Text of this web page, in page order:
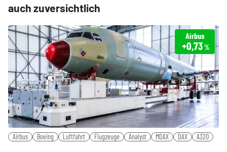
auch zuversichtlich
Airbus
+0,73%
Airbus Boeing Luftfahrt Flugzeuge Analyst MDAX DAX A320